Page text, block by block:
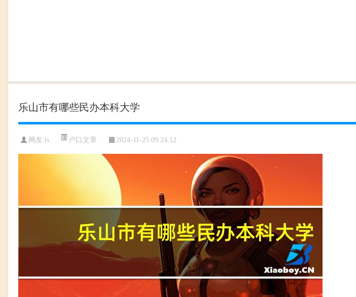
乐山市有哪些民办本科大学
网友:ls 户口文章 2024-11-25 09:24:12